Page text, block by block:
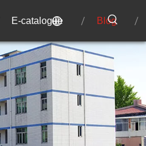
E-catalogue Blog